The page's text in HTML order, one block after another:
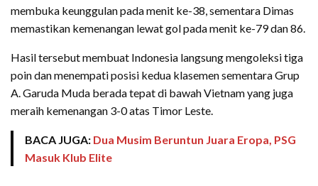
membuka keunggulan pada menit ke-38, sementara Dimas
memastikan kemenangan lewat gol pada menit ke-79 dan 86.
Hasil tersebut membuat Indonesia langsung mengoleksi tiga
poin dan menempati posisi kedua klasemen sementara Grup
A. Garuda Muda berada tepat di bawah Vietnam yang juga
meraih kemenangan 3-0 atas Timor Leste.
BACA JUGA: Dua Musim Beruntun Juara Eropa, PSG
Masuk Klub Elite